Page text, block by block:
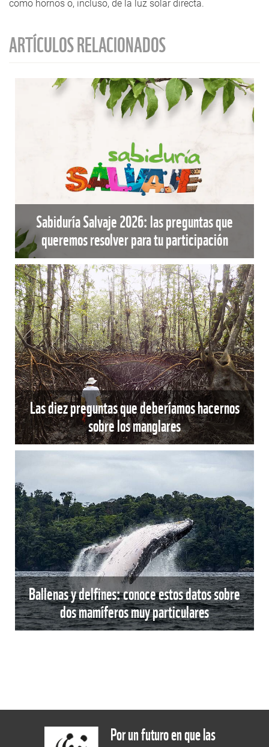
como hornos o, incluso, de la luz solar directa.
ARTÍCULOS RELACIONADOS
Sabiduría Salvaje 2026: las preguntas que
queremos resolver para tu participación
Las diez preguntas que deberíamos hacernos
sobre los manglares
Ballenas y delfines: conoce estos datos sobre
dos mamíferos muy particulares
Por un futuro en que las